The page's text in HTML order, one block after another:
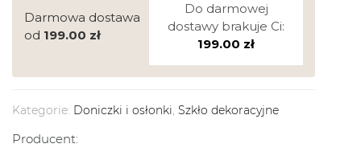
Darmowa dostawa
od 199.00 zł
Do darmowej
dostawy brakuje Ci:
199.00 zł
Kategorie: Doniczki i osłonki, Szkło dekoracyjne
Producent: